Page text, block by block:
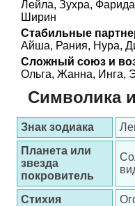
Лейла, Зухра,
Ширин
Стабильные
Айша, Рания, Нура,
Сложный союз и
Ольга, Жанна, Инга,
Символика
Знак зодиака
Планета или
звезда
покровитель
Стихия